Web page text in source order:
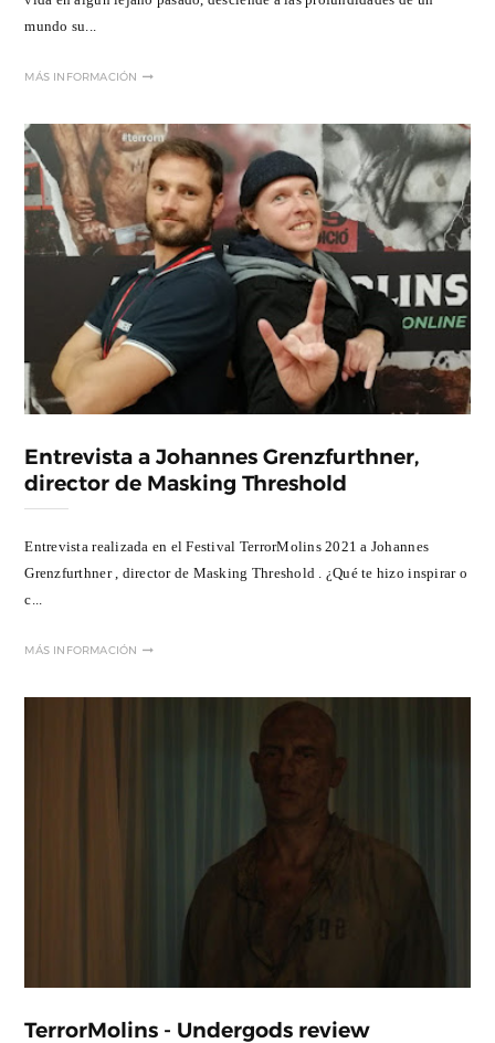
mundo su...
MÁS INFORMACIÓN
Entrevista a Johannes Grenzfurthner,
director de Masking Threshold
Entrevista realizada en el Festival TerrorMolins 2021 a Johannes
Grenzfurthner , director de Masking Threshold . ¿Qué te hizo inspirar o
c...
MÁS INFORMACIÓN
TerrorMolins - Undergods review